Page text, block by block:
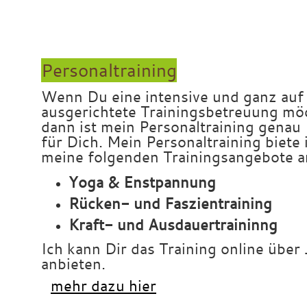
Personaltraining
Wenn Du eine intensive und ganz
ausgerichtete Trainingsbetreuung
dann ist mein Personaltraining
für Dich. Mein Personaltraining
meine folgenden Trainingsangebote
Yoga & Enstpannung
Rücken- und Faszientraining
Kraft- und Ausdauertraininng
Ich kann Dir das Training online über
anbieten.
mehr dazu hier